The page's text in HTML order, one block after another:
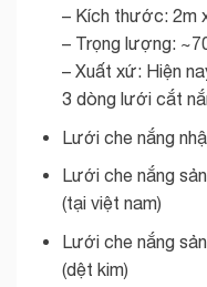
– Kích thước: 2m
– Trọng lượng:
– Xuất xứ: Hiện
3 dòng lưới cắt
Lưới che nắng
Lưới che nắng
(tại việt nam)
Lưới che nắng
(dệt kim)